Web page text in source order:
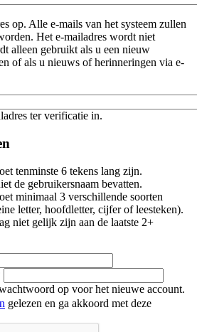
op. Alle e-mails van het systeem zullen
Het e-mailadres wordt niet
alleen gebruikt als u een nieuw
of als u nieuws of herinneringen via e-
ter verificatie in.
tenminste 6 tekens lang zijn.
de gebruikersnaam bevatten.
minimaal 3 verschillende soorten
letter, hoofdletter, cijfer of leesteken).
niet gelijk zijn aan de laatste 2+
op voor het nieuwe account.
gelezen en ga akkoord met deze